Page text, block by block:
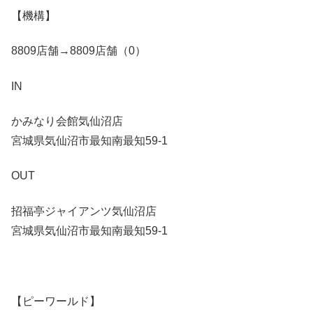
【機構】
8809店舗→8809店舗（0）
IN
かみなり会館気仙沼店
宮城県気仙沼市最知南最知59-1
OUT
招福亭ジャイアンツ気仙沼店
宮城県気仙沼市最知南最知59-1
【ピーワールド】